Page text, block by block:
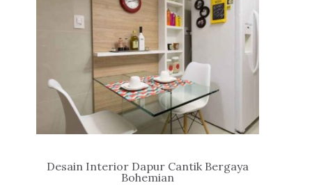
Desain Interior Dapur Cantik Bergaya
Bohemian